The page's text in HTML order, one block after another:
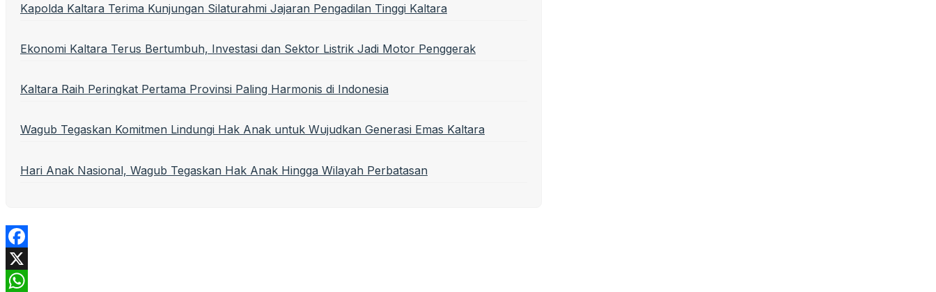
Kapolda Kaltara Terima Kunjungan Silaturahmi Jajaran Pengadilan Tinggi Kaltara
Ekonomi Kaltara Terus Bertumbuh, Investasi dan Sektor Listrik Jadi Motor Penggerak
Kaltara Raih Peringkat Pertama Provinsi Paling Harmonis di Indonesia
Wagub Tegaskan Komitmen Lindungi Hak Anak untuk Wujudkan Generasi Emas Kaltara
Hari Anak Nasional, Wagub Tegaskan Hak Anak Hingga Wilayah Perbatasan
Facebook
X